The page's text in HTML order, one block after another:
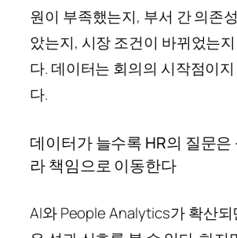
원이 부족했는지, 부서 간 의존
았는지, 시장 조건이 바뀌었는
다. 데이터는 회의의 시작점이
다.
데이터가 늘수록 HR의 질문은
라 책임으로 이동한다
AI와 People Analytics가 확산되